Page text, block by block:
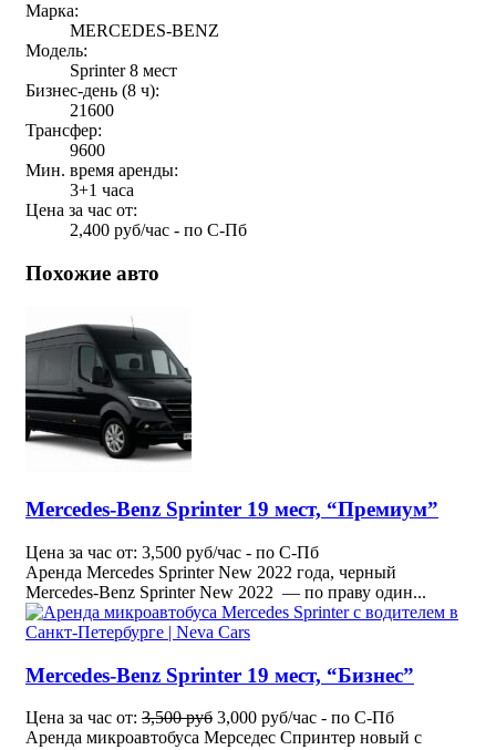
Марка:
MERCEDES-BENZ
Модель:
Sprinter 8 мест
Бизнес-день (8 ч):
21600
Трансфер:
9600
Мин. время аренды:
3+1 часа
Цена за час от:
2,400 руб/час - по С-Пб
Похожие авто
Mercedes-Benz Sprinter 19 мест, “Премиум”
Цена за час от: 3,500 руб/час - по С-Пб
Аренда Mercedes Sprinter New 2022 года, черный
Mercedes-Benz Sprinter New 2022 — по праву один...
Mercedes-Benz Sprinter 19 мест, “Бизнес”
Цена за час от: 3,500 руб 3,000 руб/час - по С-Пб
Аренда микроавтобуса Мерседес Спринтер новый с